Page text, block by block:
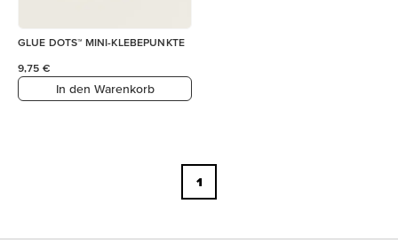
GLUE DOTS™ MINI-KLEBEPUNKTE
9,75 €
In den Warenkorb
1